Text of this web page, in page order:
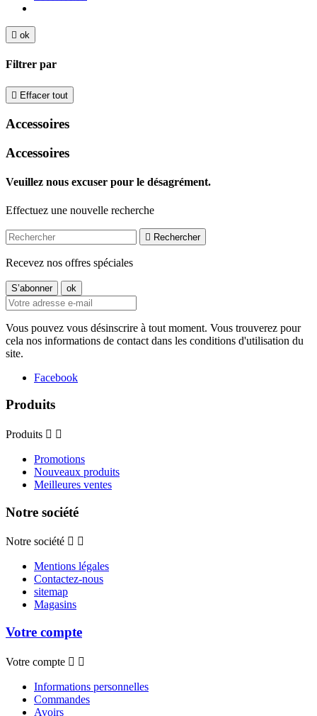
 ok
Filtrer par
 Effacer tout
Accessoires
Accessoires
Veuillez nous excuser pour le désagrément.
Effectuez une nouvelle recherche
 Rechercher
Recevez nos offres spéciales
Vous pouvez vous désinscrire à tout moment. Vous trouverez pour
cela nos informations de contact dans les conditions d'utilisation du
site.
Facebook
Produits
Produits  
Promotions
Nouveaux produits
Meilleures ventes
Notre société
Notre société  
Mentions légales
Contactez-nous
sitemap
Magasins
Votre compte
Votre compte  
Informations personnelles
Commandes
Avoirs